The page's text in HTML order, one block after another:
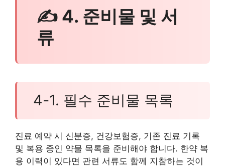
✍ 4. 준비물 및 서
류
4-1. 필수 준비물 목록
진료 예약 시 신분증, 건강보험증, 기존 진료 기록
및 복용 중인 약물 목록을 준비해야 합니다. 한약 복
용 이력이 있다면 관련 서류도 함께 지참하는 것이